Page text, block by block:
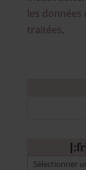
les
traitées.